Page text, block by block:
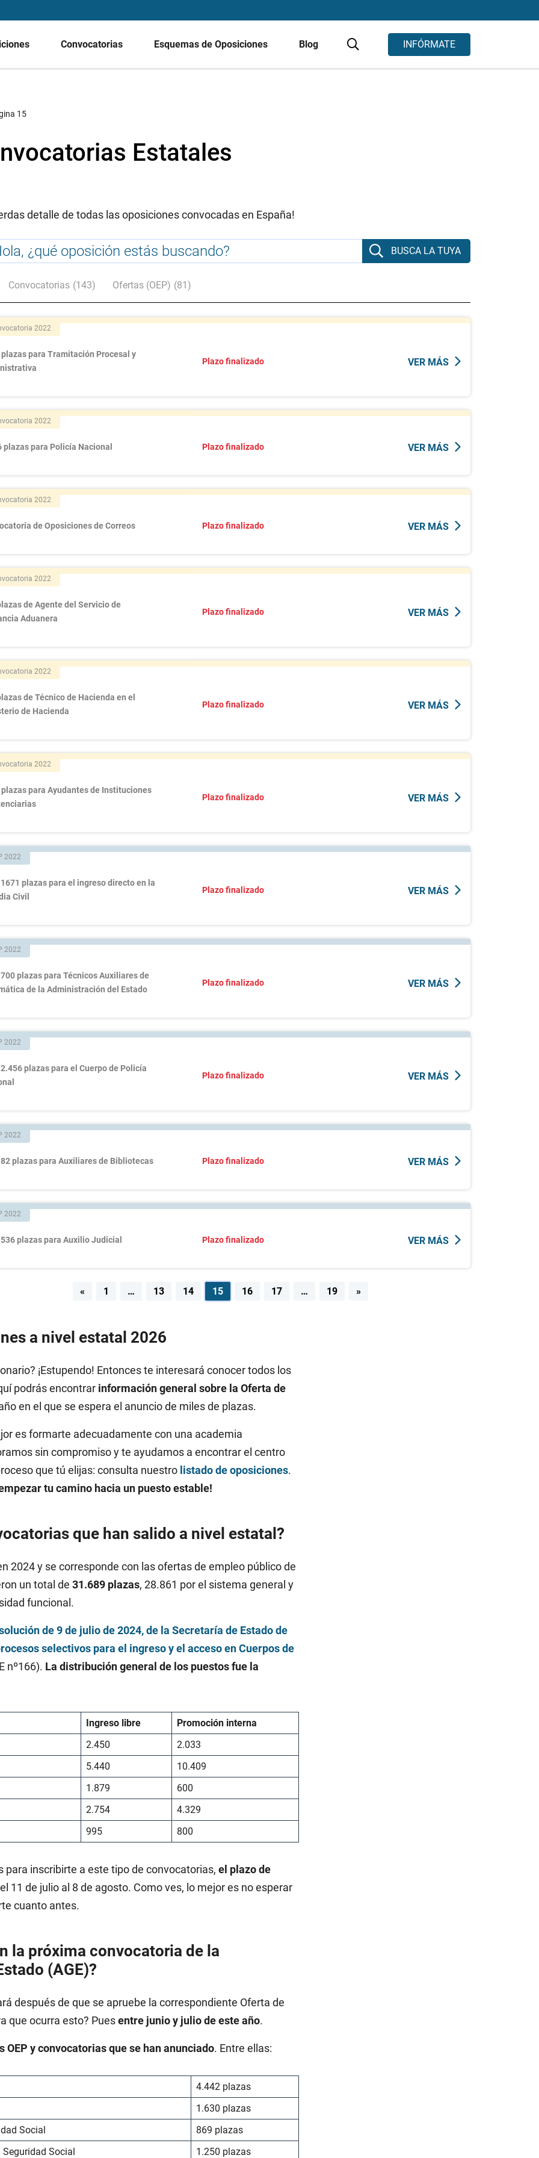
Convocatorias Esquemas de Oposiciones Blog INFÓRMATE
15
Estatales
detalle de todas las oposiciones convocadas en España!
Convocatorias (143) Ofertas (OEP) (81)
2022
plazas para Tramitación Procesal y
Plazo finalizado VER MÁS
2022
plazas para Policía Nacional Plazo finalizado VER MÁS
2022
de Oposiciones de Correos Plazo finalizado VER MÁS
2022
de Agente del Servicio de
Aduanera
Plazo finalizado VER MÁS
2022
de Técnico de Hacienda en el
de Hacienda
Plazo finalizado VER MÁS
2022
plazas para Ayudantes de Instituciones
Plazo finalizado VER MÁS
2022
1671 plazas para el ingreso directo en la
Civil
Plazo finalizado VER MÁS
2022
700 plazas para Técnicos Auxiliares de
de la Administración del Estado
Plazo finalizado VER MÁS
2022
2.456 plazas para el Cuerpo de Policía
Plazo finalizado VER MÁS
2022
82 plazas para Auxiliares de Bibliotecas Plazo finalizado VER MÁS
2022
536 plazas para Auxilio Judicial Plazo finalizado VER MÁS
« 1 … 13 14 15 16 17 … 19 »
a nivel estatal 2026
¡Estupendo! Entonces te interesará conocer todos los
podrás encontrar información general sobre la Oferta de
en el que se espera el anuncio de miles de plazas.
es formarte adecuadamente con una academia
sin compromiso y te ayudamos a encontrar el centro
que tú elijas: consulta nuestro listado de oposiciones.
tu camino hacia un puesto estable!
que han salido a nivel estatal?
2024 y se corresponde con las ofertas de empleo público de
un total de 31.689 plazas, 28.861 por el sistema general y
funcional.
de 9 de julio de 2024, de la Secretaría de Estado de
selectivos para el ingreso y el acceso en Cuerpos de
nº166). La distribución general de los puestos fue la
Ingreso libre
Promoción interna
2.450
2.033
5.440
10.409
1.879
600
2.754
4.329
995 800
para inscribirte a este tipo de convocatorias, el plazo de
11 de julio al 8 de agosto. Como ves, lo mejor es no esperar
cuanto antes.
la próxima convocatoria de la
(AGE)?
después de que se apruebe la correspondiente Oferta de
que ocurra esto? Puesentre junio y julio de este año.
OEP y convocatorias que se han anunciado. Entre ellas:
4.442 plazas
1.630 plazas
Social
869 plazas
Social
1.250 plazas